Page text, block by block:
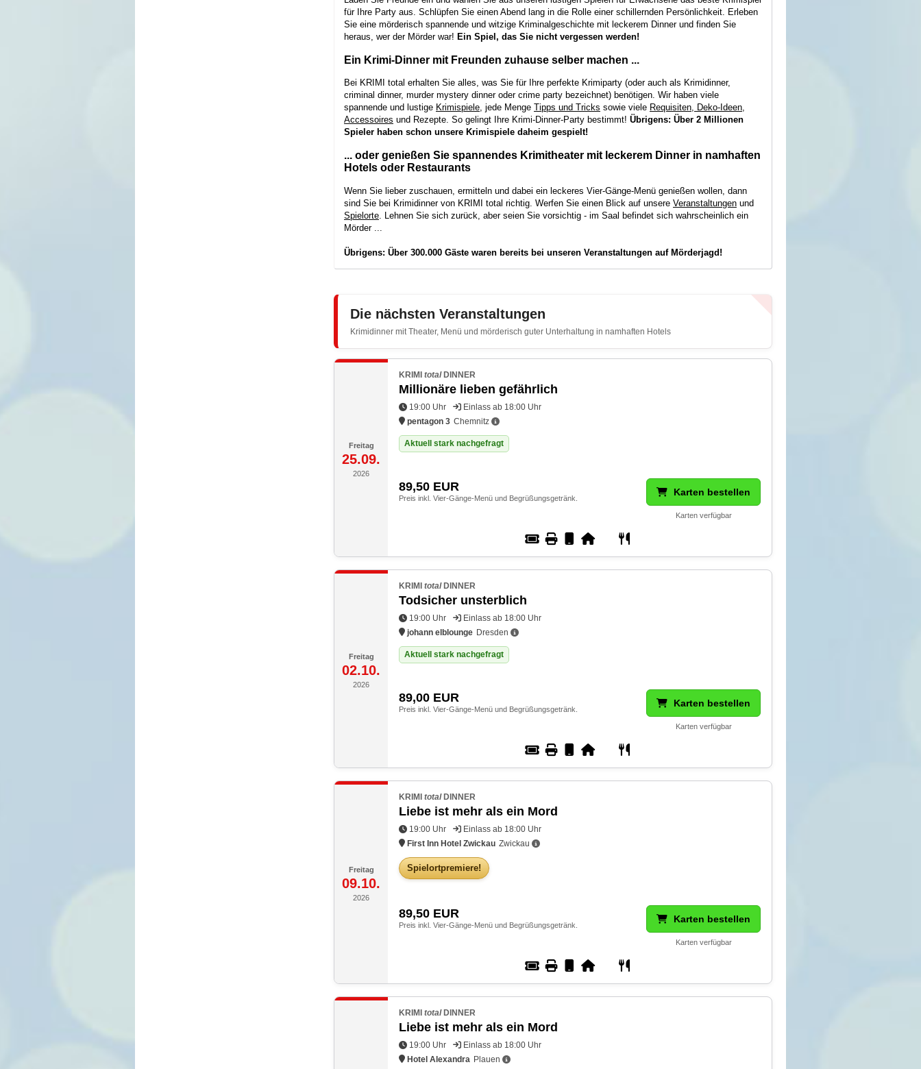
für Ihre Party aus. Schlüpfen Sie einen Abend lang in die Rolle einer schillernden Persönlichkeit. Erleben
Sie eine mörderisch spannende und witzige Kriminalgeschichte mit leckerem Dinner und finden Sie
heraus, wer der Mörder war! Ein Spiel, das Sie nicht vergessen werden!
Ein Krimi-Dinner mit Freunden zuhause selber machen ...
Bei KRIMI total erhalten Sie alles, was Sie für Ihre perfekte Krimiparty (oder auch als Krimidinner,
criminal dinner, murder mystery dinner oder crime party bezeichnet) benötigen. Wir haben viele
spannende und lustige Krimispiele, jede Menge Tipps und Tricks sowie viele Requisiten, Deko-Ideen,
Accessoires und Rezepte. So gelingt Ihre Krimi-Dinner-Party bestimmt! Übrigens: Über 2 Millionen
Spieler haben schon unsere Krimispiele daheim gespielt!
... oder genießen Sie spannendes Krimitheater mit leckerem Dinner in namhaften
Hotels oder Restaurants
Wenn Sie lieber zuschauen, ermitteln und dabei ein leckeres Vier-Gänge-Menü genießen wollen, dann
sind Sie bei Krimidinner von KRIMI total richtig. Werfen Sie einen Blick auf unsere Veranstaltungen und
Spielorte . Lehnen Sie sich zurück, aber seien Sie vorsichtig - im Saal befindet sich wahrscheinlich ein
Mörder ...
Übrigens: Über 300.000 Gäste waren bereits bei unseren Veranstaltungen auf Mörderjagd!
Die nächsten Veranstaltungen
Krimidinner mit Theater, Menü und mörderisch guter Unterhaltung in namhaften Hotels
Freitag
25.09.
2026
KRIMI totalDINNER
Millionäre lieben gefährlich
19:00 Uhr
Einlass ab 18:00 Uhr
pentagon 3 Chemnitz
Aktuell stark nachgefragt
89,50 EUR
Preis inkl. Vier-Gänge-Menü und Begrüßungsgetränk.
Karten bestellen
Karten verfügbar
Freitag
02.10.
2026
KRIMI totalDINNER
Todsicher unsterblich
19:00 Uhr
Einlass ab 18:00 Uhr
johann elblounge Dresden
Aktuell stark nachgefragt
89,00 EUR
Preis inkl. Vier-Gänge-Menü und Begrüßungsgetränk.
Karten bestellen
Karten verfügbar
Freitag
09.10.
2026
KRIMI totalDINNER
Liebe ist mehr als ein Mord
19:00 Uhr
Einlass ab 18:00 Uhr
First Inn Hotel Zwickau Zwickau
Spielortpremiere!
89,50 EUR
Preis inkl. Vier-Gänge-Menü und Begrüßungsgetränk.
Karten bestellen
Karten verfügbar
KRIMI totalDINNER
Liebe ist mehr als ein Mord
19:00 Uhr
Einlass ab 18:00 Uhr
Hotel Alexandra Plauen